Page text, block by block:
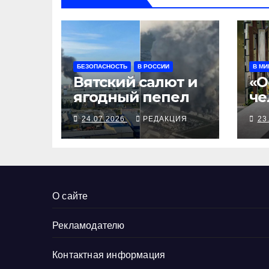
БЕЗОПАСНОСТЬ В РОССИИ
Вятский салют и
ягодный пепел
24.07.2026 РЕДАКЦИЯ
В
О сайте
Рекламодателю
Контактная информация